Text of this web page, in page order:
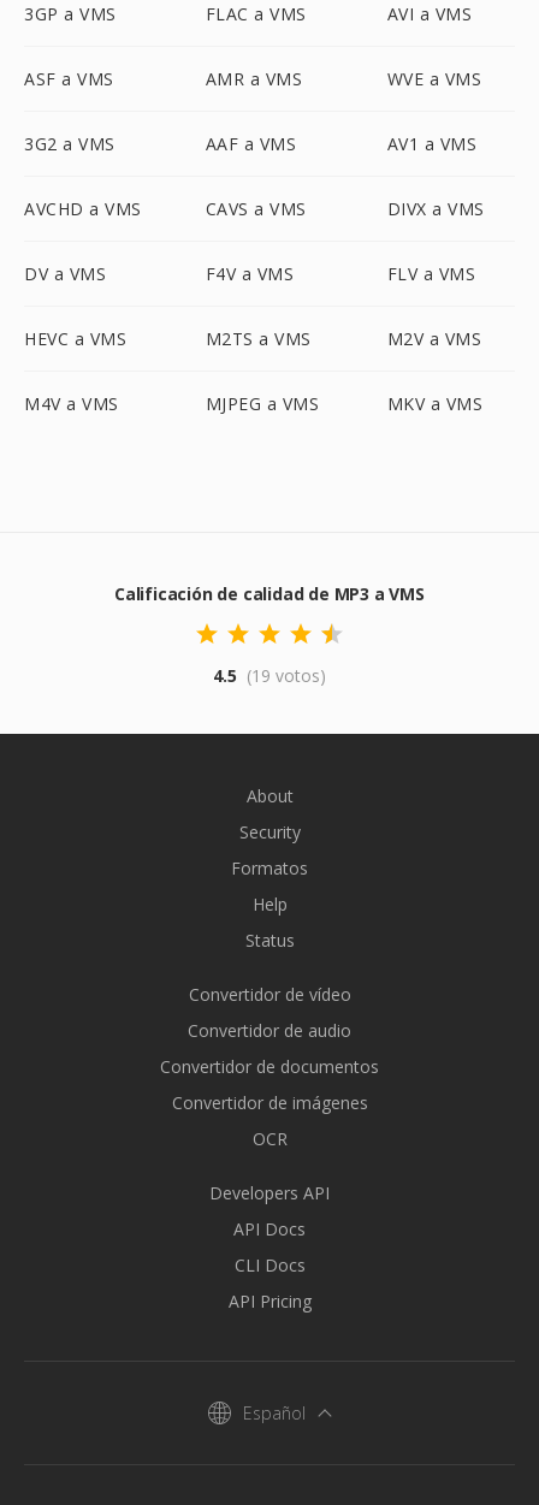
3GP a VMS FLAC a VMS AVI a VMS
ASF a VMS AMR a VMS WVE a VMS
3G2 a VMS AAF a VMS AV1 a VMS
AVCHD a VMS CAVS a VMS DIVX a VMS
DV a VMS F4V a VMS FLV a VMS
HEVC a VMS M2TS a VMS M2V a VMS
M4V a VMS MJPEG a VMS MKV a VMS
Calificación de calidad de MP3 a VMS
4.5 (19 votos)
About
Security
Formatos
Help
Status
Convertidor de vídeo
Convertidor de audio
Convertidor de documentos
Convertidor de imágenes
OCR
Developers API
API Docs
CLI Docs
API Pricing
Español